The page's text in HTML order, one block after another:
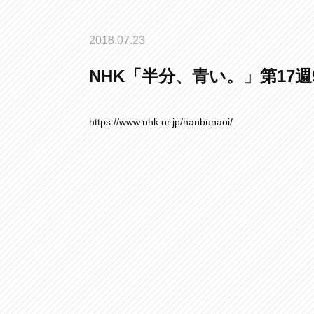
2018.07.23
NHK「半分、青い。」第17
https://www.nhk.or.jp/hanbunaoi/